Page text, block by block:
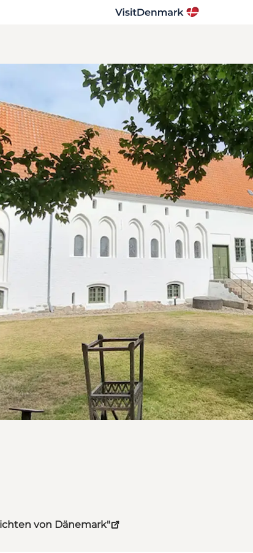
von Dänemark"